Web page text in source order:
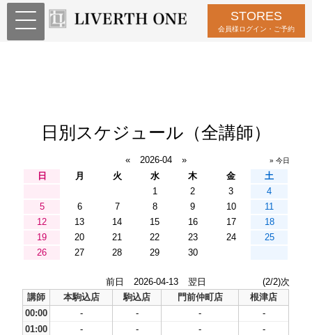
STORES
会員様ログイン・ご予約
日別スケジュール（全講師）
« 2026-04 » » 今日
日 月 火 水 木 金
土
1
2 3
4
5
6 7 8 9 10
11
12
13 14 15 16 17
18
19
20 21 22 23 24
25
26
27 28 29 30
前日 2026-04-13 翌日
(2/2)次
講師
本駒込店 駒込店 門前仲町店
根津店
00:00
- - -
-
01:00
- - -
-